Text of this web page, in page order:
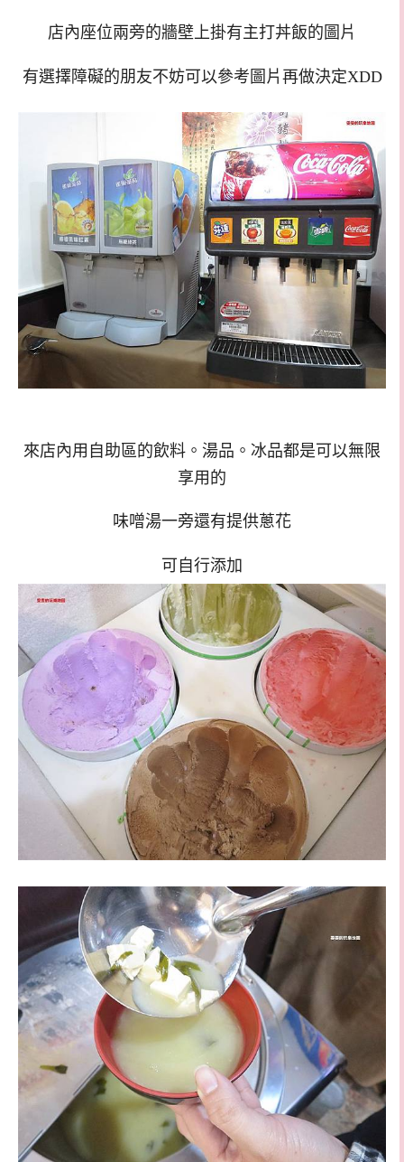
店內座位兩旁的牆壁上掛有主打丼飯的圖片
有選擇障礙的朋友不妨可以參考圖片再做決定XDD
來店內用自助區的飲料。湯品。冰品都是可以無限
享用的
味噌湯一旁還有提供蔥花
可自行添加